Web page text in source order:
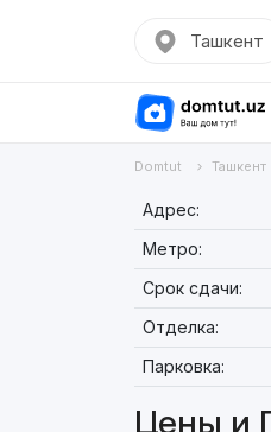
Ташкент
Domtut Ташкент
Адрес:
Метро:
Срок сдачи:
Отделка:
Парковка:
Цены и